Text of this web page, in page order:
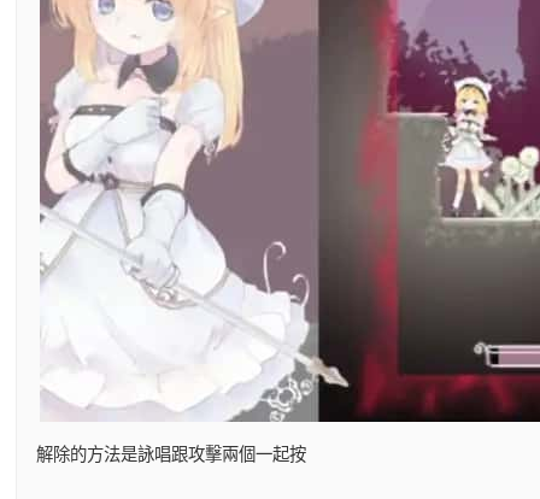
解除的方法是詠唱跟攻擊兩個一起按